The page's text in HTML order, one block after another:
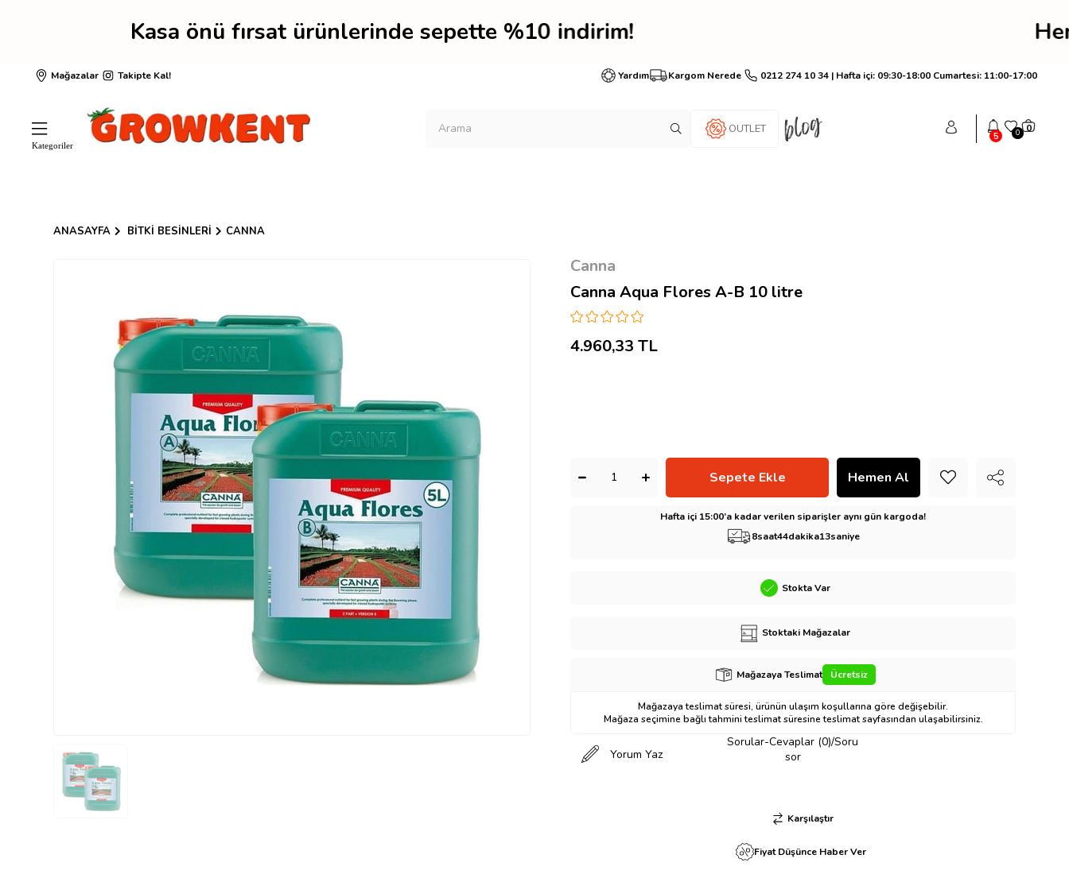
Kasa önü fırsat ürünlerinde sepette %10 indirim! Hemen üye ol
Mağazalar Takipte Kal! Yardım Kargom Nerede 0212 274 10 34 | Hafta içi: 09:30-18:00 Cumartesi: 11:00-17:00
OUTLET
5 0 0
ANASAYFA BITKI BESINLERI CANNA
Canna
Canna Aqua Flores A-B 10 litre
4.960,33 TL
Hafta içi 15:00’a kadar verilen siparişler aynı gün kargoda!
8saat44dakika12saniye
Stokta Var
Stoktaki Mağazalar
Mağazaya Teslimat Ücretsiz
Mağazaya teslimat süresi, ürünün ulaşım koşullarına göre değişebilir.
Mağaza seçimine bağlı tahmini teslimat süresine teslimat sayfasından ulaşabilirsiniz.
Yorum Yaz
Sorular-Cevaplar (0)/Soru
sor
Karşılaştır
Fiyat Düşünce Haber Ver